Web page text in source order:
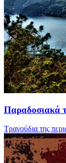
Παραδοσιακά
Τραγούδια της